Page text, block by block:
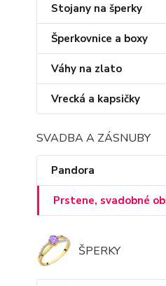
Stojany na šperky
Šperkovnice a boxy
Váhy na zlato
Vrecká a kapsičky
SVADBA A ZÁSNUBY
Pandora
Prstene, svadobné
ŠPERKY